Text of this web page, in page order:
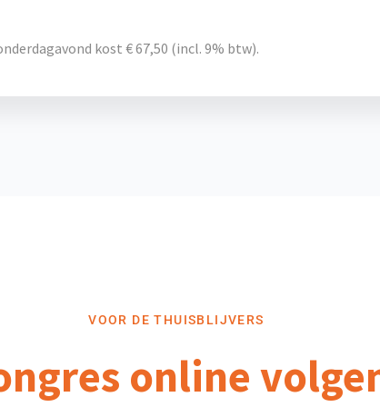
kost € 67,50 (incl. 9% btw).
VOOR DE THUISBLIJVERS
online